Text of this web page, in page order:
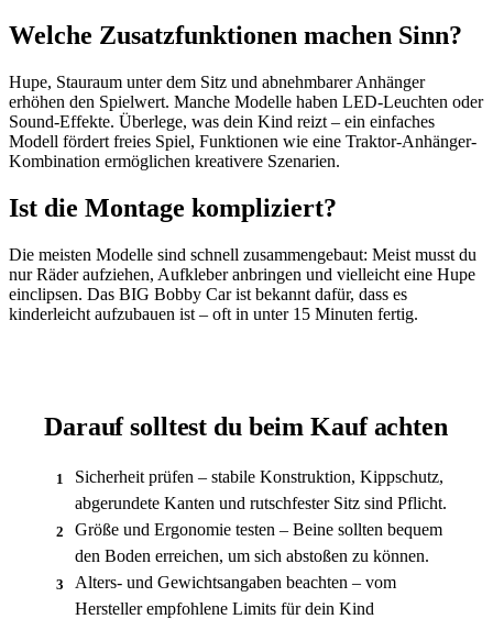
Welche Zusatzfunktionen machen Sinn?
Hupe, Stauraum unter dem Sitz und abnehmbarer Anhänger
erhöhen den Spielwert. Manche Modelle haben LED-Leuchten oder
Sound-Effekte. Überlege, was dein Kind reizt – ein einfaches
Modell fördert freies Spiel, Funktionen wie eine Traktor-Anhänger-
Kombination ermöglichen kreativere Szenarien.
Ist die Montage kompliziert?
Die meisten Modelle sind schnell zusammengebaut: Meist musst du
nur Räder aufziehen, Aufkleber anbringen und vielleicht eine Hupe
einclipsen. Das BIG Bobby Car ist bekannt dafür, dass es
kinderleicht aufzubauen ist – oft in unter 15 Minuten fertig.
Darauf solltest du beim Kauf achten
1
Sicherheit prüfen – stabile Konstruktion, Kippschutz,
abgerundete Kanten und rutschfester Sitz sind Pflicht.
2
Größe und Ergonomie testen – Beine sollten bequem
den Boden erreichen, um sich abstoßen zu können.
3
Alters- und Gewichtsangaben beachten – vom
Hersteller empfohlene Limits für dein Kind